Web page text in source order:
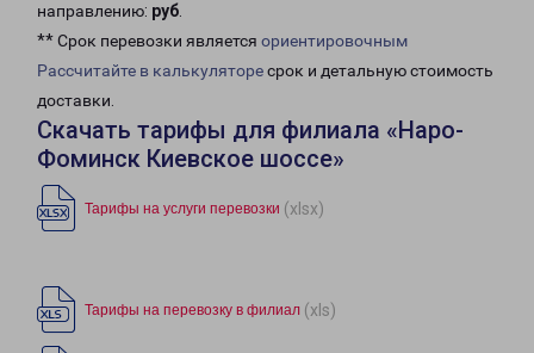
направлению: руб.
** Срок перевозки является ориентировочным
Рассчитайте в калькуляторесрок и детальную стоимость
доставки.
Скачать тарифы для филиала «Наро-
Фоминск Киевское шоссе»
Тарифы на услуги перевозки (xlsx)
Тарифы на перевозку в филиал (xls)